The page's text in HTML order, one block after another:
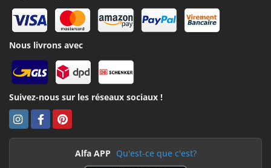
Nous livrons avec
Suivez-nous sur les réseaux sociaux !
Alfa APP Qu'est-ce que c'est?